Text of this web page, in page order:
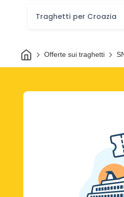
Traghetti per Croazia
CasaOfferte sui traghetti